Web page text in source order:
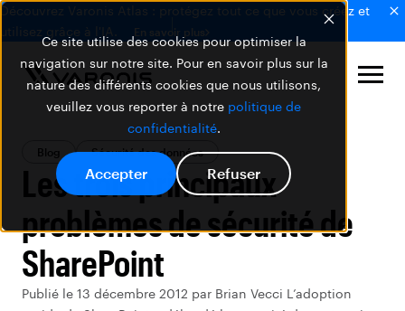
Ce site utilise des cookies pour optimiser la
navigation sur notre site. Pour en savoir plus sur la
nature des différents cookies que nous utilisons,
veuillez vous reporter à notre politique de
confidentialité.
Accepter Refuser
Découvrez Varonis Atlas : protégez tout ce que vous créez et
utilisez grâce à l'IA.
En savoir plus
Blog Sécurité des données
Les trois principaux
problèmes de sécurité de
SharePoint
Publié le 13 décembre 2012 par Brian Vecci L’adoption